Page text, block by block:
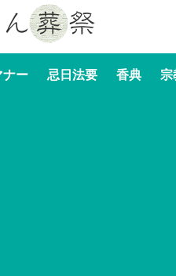
ナー 忌日法要 香典 宗